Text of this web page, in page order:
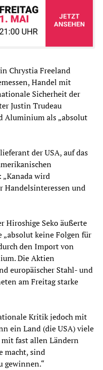
Chrystia Freeland
Handel mit
Sicherheit der
Justin Trudeau
Aluminium als „absolut
der USA, auf das
wird
Handelsinteressen und
Hiroshige Seko äußerte
„absolut keine Folgen für
den Import von
Die Aktien
europäischer Stahl- und
am Freitag starke
Kritik jedoch mit
ein Land (die USA) viele
fast allen Ländern
macht, sind
gewinnen.“